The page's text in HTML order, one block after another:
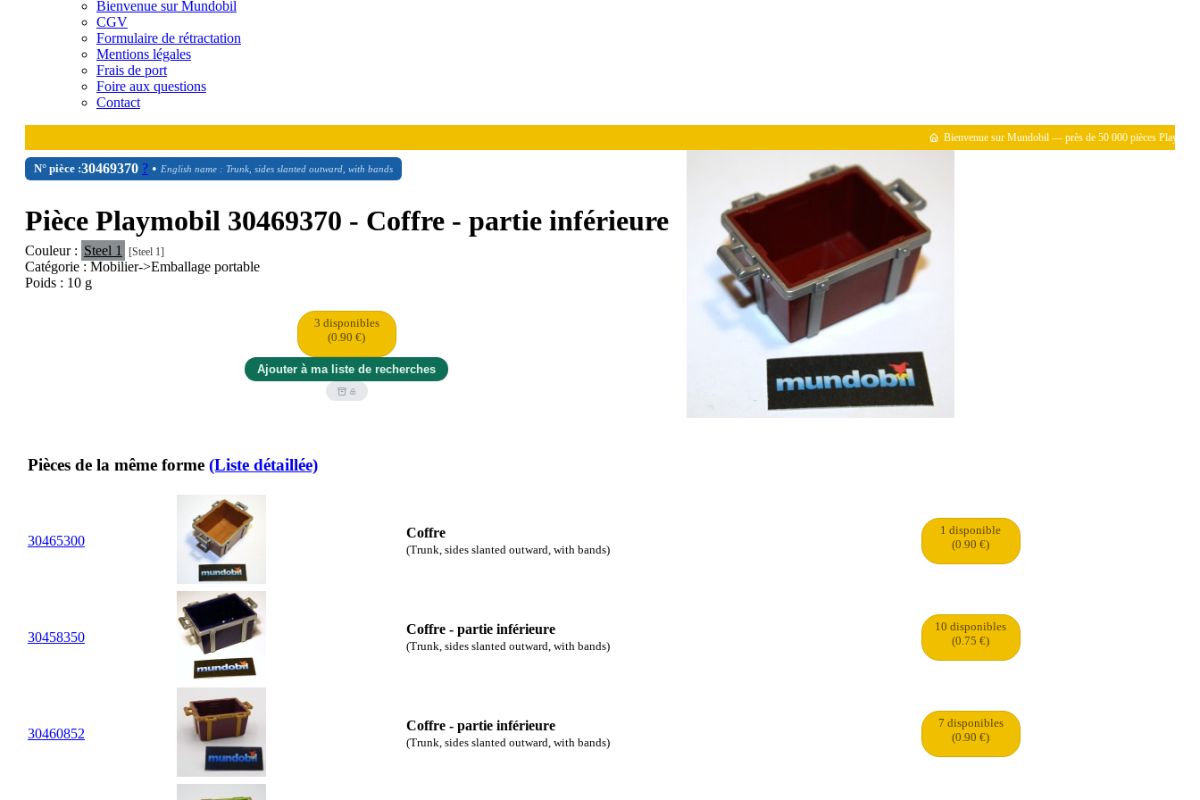
Bienvenue sur Mundobil
CGV
Formulaire de rétractation
Mentions légales
Frais de port
Foire aux questions
Contact
Bienvenue sur Mundobil — près de 50 000 pièces Playmobil
N° pièce :30469370 ?• English name : Trunk, sides slanted outward, with bands
Pièce Playmobil 30469370 - Coffre - partie inférieure
Couleur : Steel 1 [Steel 1]
Catégorie : Mobilier->Emballage portable
Poids : 10 g
3 disponibles
(0.90 €)
Pièces de la même forme (Liste détaillée)
30465300
Coffre
(Trunk, sides slanted outward, with bands)
1 disponible
(0.90 €)
30458350
Coffre - partie inférieure
(Trunk, sides slanted outward, with bands)
10 disponibles
(0.75 €)
30460852
Coffre - partie inférieure
(Trunk, sides slanted outward, with bands)
7 disponibles
(0.90 €)